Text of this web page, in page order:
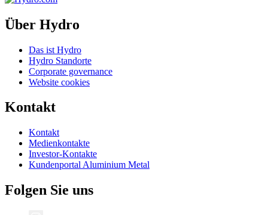
Über Hydro
Das ist Hydro
Hydro Standorte
Corporate governance
Website cookies
Kontakt
Kontakt
Medienkontakte
Investor-Kontakte
Kundenportal Aluminium Metal
Folgen Sie uns